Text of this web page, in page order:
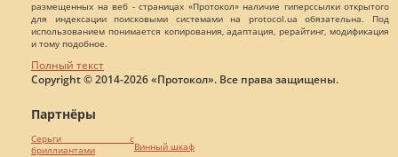
размещенных на веб - страницах «Протокол» наличие гиперссылки открытого
для индексации поисковыми системами на protocol.ua обязательна. Под
использованием понимается копирования, адаптация, рерайтинг, модификация
и тому подобное.
Полный текст
Copyright © 2014-2026 «Протокол». Все права защищены.
Партнёры
Серьги с
бриллиантами
Винный шкаф